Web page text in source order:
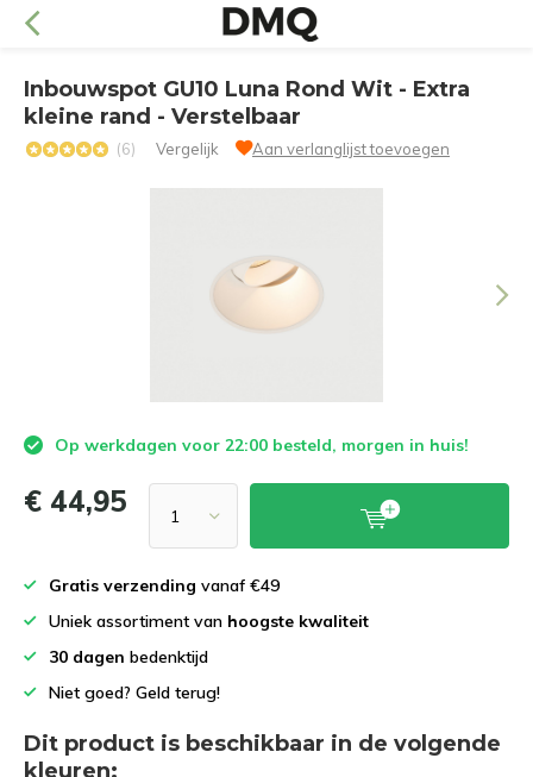
Inbouwspot GU10 Luna Rond Wit - Extra
kleine rand - Verstelbaar
(6) Vergelijk Aan verlanglijst toevoegen
Op werkdagen voor 22:00 besteld, morgen in huis!
€ 44,95
Gratis verzending vanaf €49
Uniek assortiment van hoogste kwaliteit
30 dagen bedenktijd
Niet goed? Geld terug!
Dit product is beschikbaar in de volgende
kleuren: